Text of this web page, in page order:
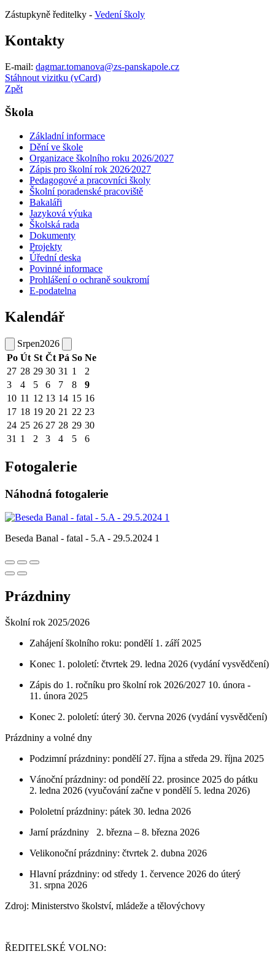
Zástupkyně ředitelky - Vedení školy
Kontakty
E-mail: dagmar.tomanova@zs-panskapole.cz
Stáhnout vizitku (vCard)
Zpět
Škola
Základní informace
Dění ve škole
Organizace školního roku 2026/2027
Zápis pro školní rok 2026⁄2027
Pedagogové a pracovníci školy
Školní poradenské pracoviště
Bakaláři
Jazyková výuka
Školská rada
Dokumenty
Projekty
Úřední deska
Povinné informace
Prohlášení o ochraně soukromí
E-podatelna
Kalendář
Srpen2026
Po Út St Čt Pá So Ne
27 28 29 30 31 1
2
3
4 5 6 7 8
9
10 11 12 13 14 15 16
17 18 19 20 21 22 23
24 25 26 27 28 29 30
31 1 2 3 4 5 6
Fotogalerie
Náhodná fotogalerie
Beseda Banal - fatal - 5.A - 29.5.2024 1
Prázdniny
Školní rok 2025/2026
Zahájení školního roku: pondělí 1. září 2025
Konec 1. pololetí: čtvrtek 29. ledna 2026 (vydání vysvědčení)
Zápis do 1. ročníku pro školní rok 2026/2027 10. února -
11. února 2025
Konec 2. pololetí: úterý 30. června 2026 (vydání vysvědčení)
Prázdniny a volné dny
Podzimní prázdniny: pondělí 27. října a středa 29. října 2025
Vánoční prázdniny: od pondělí 22. prosince 2025 do pátku
2. ledna 2026 (vyučování začne v pondělí 5. ledna 2026)
Pololetní prázdniny: pátek 30. ledna 2026
Jarní prázdniny 2. března – 8. března 2026
Velikonoční prázdniny: čtvrtek 2. dubna 2026
Hlavní prázdniny: od středy 1. července 2026 do úterý
31. srpna 2026
Zdroj: Ministerstvo školství, mládeže a tělovýchovy
ŘEDITELSKÉ VOLNO: